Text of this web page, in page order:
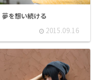
夢を想い続ける
2015.09.16